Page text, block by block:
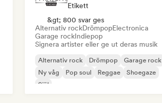
Etikett
&gt; 800 svar ges
Alternativ rockDrömpopElectronica
Garage rockIndiepop
Signera artister eller ge ut deras musik
Alternativ rock Drömpop
Garage rock
Ny våg
Pop soul Reggae
Shoegaze
Själ